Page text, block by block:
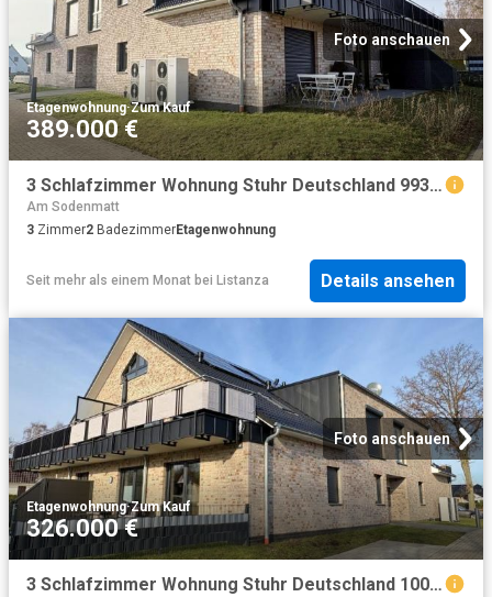
Foto anschauen
Etagenwohnung·Zum Kauf
389.000 €
3 Schlafzimmer Wohnung Stuhr Deutschland 99376859
Am Sodenmatt
3 Zimmer2 BadezimmerEtagenwohnung
Seit mehr als einem Monat bei Listanza Details ansehen
Foto anschauen
Etagenwohnung·Zum Kauf
326.000 €
3 Schlafzimmer Wohnung Stuhr Deutschland 100721007